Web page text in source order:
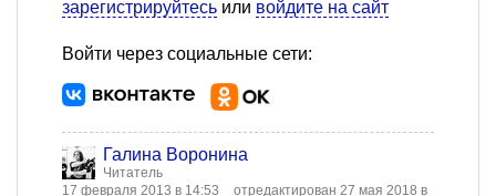
зарегистрируйтесь или войдите на сайт
Войти через социальные сети:
Галина Воронина
Читатель
17 февраля 2013 в 14:53
отредактирован 27 мая 2018 в